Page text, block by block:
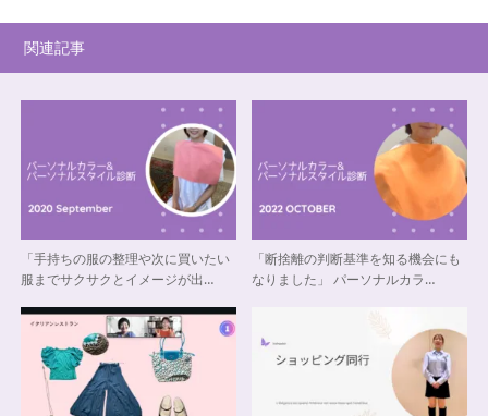
関連記事
「手持ちの服の整理や次に買いたい
服までサクサクとイメージが出…
「断捨離の判断基準を知る機会にも
なりました」 パーソナルカラ…